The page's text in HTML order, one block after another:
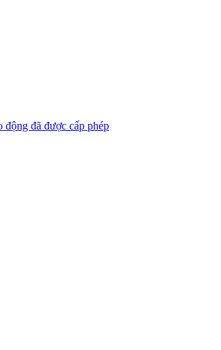
động đã được cấp phép